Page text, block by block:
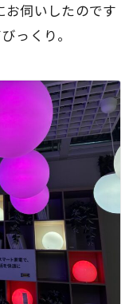
お伺いしたのです
っくり。